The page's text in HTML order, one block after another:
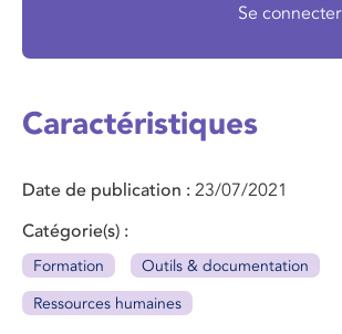
Se connecter
Caractéristiques
Date de publication
23/07/2021
Catégorie(s)
Formation
Outils & documentation
Ressources humaines